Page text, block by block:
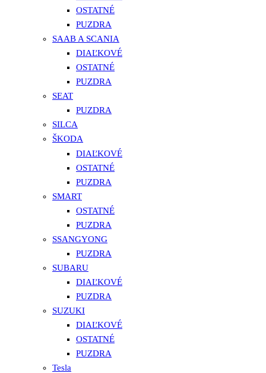
OSTATNÉ
PUZDRA
SAAB A SCANIA
DIAĽKOVÉ
OSTATNÉ
PUZDRA
SEAT
PUZDRA
SILCA
ŠKODA
DIAĽKOVÉ
OSTATNÉ
PUZDRA
SMART
OSTATNÉ
PUZDRA
SSANGYONG
PUZDRA
SUBARU
DIAĽKOVÉ
PUZDRA
SUZUKI
DIAĽKOVÉ
OSTATNÉ
PUZDRA
Tesla